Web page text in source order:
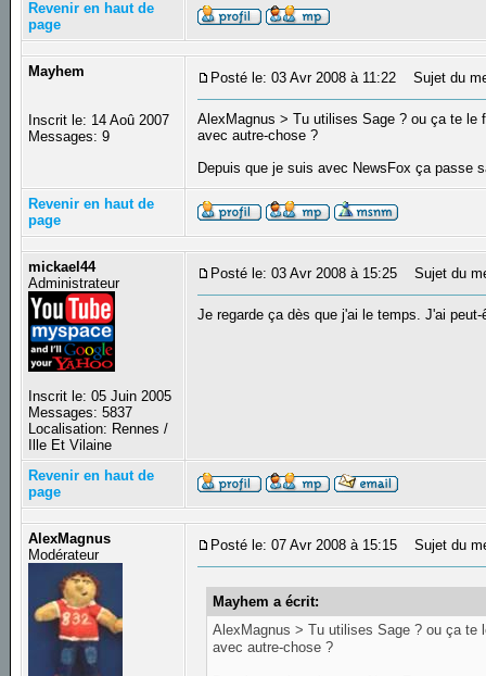
Revenir en haut de
page
Mayhem
Inscrit le: 14 Aoû 2007
Messages: 9
Posté le: 03 Avr 2008 à 11:22 Sujet du
AlexMagnus > Tu utilises Sage ? ou ça te le
avec autre-chose ?
Depuis que je suis avec NewsFox ça passe
Revenir en haut de
page
mickael44
Administrateur
Inscrit le: 05 Juin 2005
Messages: 5837
Localisation: Rennes /
Ille Et Vilaine
Posté le: 03 Avr 2008 à 15:25 Sujet du
Je regarde ça dès que j'ai le temps. J'ai
Revenir en haut de
page
AlexMagnus
Modérateur
Posté le: 07 Avr 2008 à 15:15 Sujet du
Mayhem a écrit:
AlexMagnus > Tu utilises Sage ? ou ça te
avec autre-chose ?